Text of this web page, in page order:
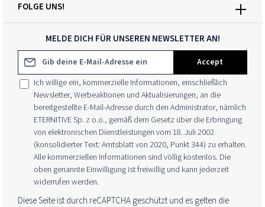
MELDE DICH FÜR UNSEREN NEWSLETTER AN!
E-Mail-Adresse*
Accept
Ich willige ein, kommerzielle Informationen, einschließlich
Newsletter, Werbeaktionen und Aktualisierungen, an die
bereitgestellte E-Mail-Adresse durch den Administrator, nämlich
ETERNITIVE Sp. z o.o., gemäß dem Gesetz über die Erbringung
von elektronischen Dienstleistungen vom 18. Juli 2002
(konsolidierter Text: Amtsblatt von 2020, Punkt 344) zu erhalten.
Alle kommerziellen Informationen sind völlig kostenlos. Die
oben genannte Einwilligung ist freiwillig und kann jederzeit
widerrufen werden.
Diese Seite ist durch reCAPTCHA geschützt und es gelten die
FOLGE UNS!